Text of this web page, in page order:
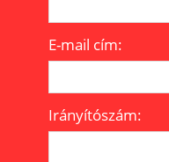
E-mail cím:
Irányítószám: